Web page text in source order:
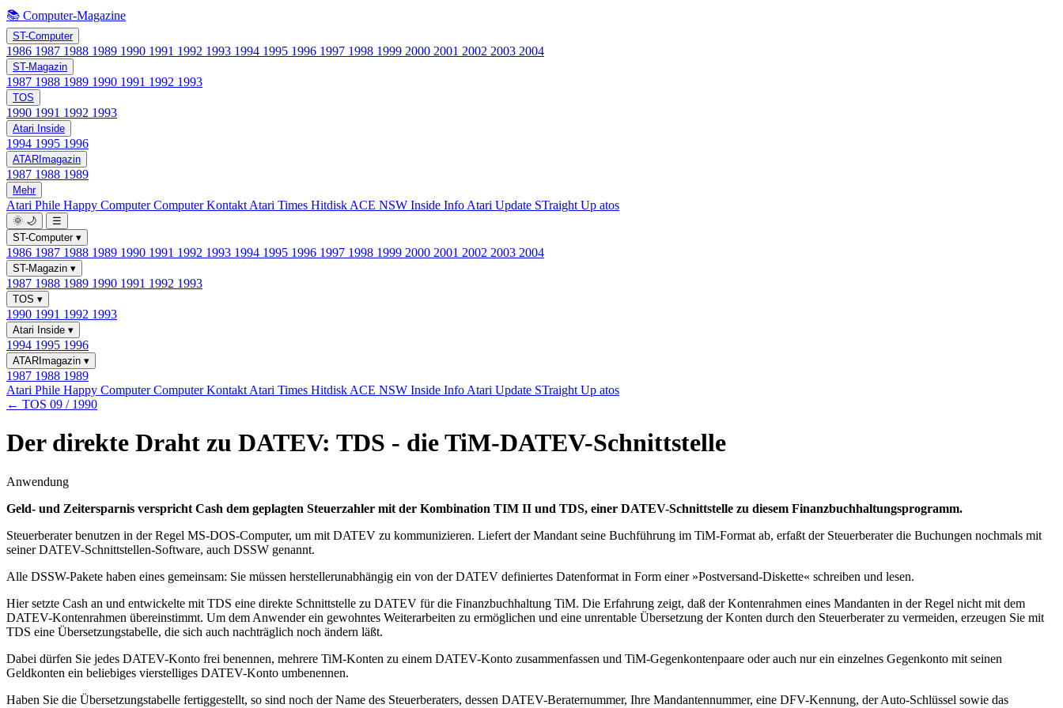
📚 Computer-Magazine
ST-Computer
1986 1987 1988 1989 1990 1991 1992 1993 1994 1995 1996 1997 1998 1999 2000 2001 2002 2003 2004
ST-Magazin
1987 1988 1989 1990 1991 1992 1993
TOS
1990 1991 1992 1993
Atari Inside
1994 1995 1996
ATARImagazin
1987 1988 1989
Mehr
Atari Phile Happy ComputerComputer Kontakt Atari Times Hitdisk ACE NSW Inside Info Atari Update STraight Up atos
🌞 🌙
☰
ST-Computer ▾
1986 1987 1988 1989 1990 1991 1992 1993 1994 1995 1996 1997 1998 1999 2000 2001 2002 2003 2004
ST-Magazin ▾
1987 1988 1989 1990 1991 1992 1993
TOS ▾
1990 1991 1992 1993
Atari Inside ▾
1994 1995 1996
ATARImagazin ▾
1987 1988 1989
Atari Phile Happy ComputerComputer Kontakt Atari Times Hitdisk ACE NSW Inside Info Atari Update STraight Up atos
← TOS 09 / 1990
Der direkte Draht zu DATEV: TDS - die TiM-DATEV-Schnittstelle
Anwendung
Geld- und Zeitersparnis verspricht Cash dem geplagten Steuerzahler mit der Kombination TIM II und TDS, einer DATEV-Schnittstelle zu diesem Finanzbuchhaltungsprogramm.
Steuerberater benutzen in der Regel MS-DOS-Computer, um mit DATEV zu kommunizieren. Liefert der Mandant seine Buchführung im TiM-Format ab, erfaßt der Steuerberater die Buchungen nochmals mit
seiner DATEV-Schnittstellen-Software, auch DSSW genannt.
Alle DSSW-Pakete haben eines gemeinsam: Sie müssen herstellerunabhängig ein von der DATEV definiertes Datenformat in Form einer »Postversand-Diskette« schreiben und lesen.
Hier setzte Cash an und entwickelte mit TDS eine direkte Schnittstelle zu DATEV für die Finanzbuchhaltung TiM. Die Erfahrung zeigt, daß der Kontenrahmen eines Mandanten in der Regel nicht mit dem
DATEV-Kontenrahmen übereinstimmt. Um dem Anwender ein gewohntes Weiterarbeiten zu ermöglichen und eine unrentable Übersetzung der Konten durch den Steuerberater zu vermeiden, erzeugen Sie mit
TDS eine Übersetzungstabelle, die sich auch nachträglich noch ändern läßt.
Dabei dürfen Sie jedes DATEV-Konto frei benennen, mehrere TiM-Konten zu einem DATEV-Konto zusammenfassen und TiM-Gegenkontenpaare oder auch nur ein einzelnes Gegenkonto mit seinen
Geldkonten ein beliebiges vierstelliges DATEV-Konto umbenennen.
Haben Sie die Übersetzungstabelle fertiggestellt, so sind noch der Name des Steuerberaters, dessen DATEV-Beraternummer, Ihre Mandantennummer, eine DFV-Kennung, der Auto-Schlüssel sowie das